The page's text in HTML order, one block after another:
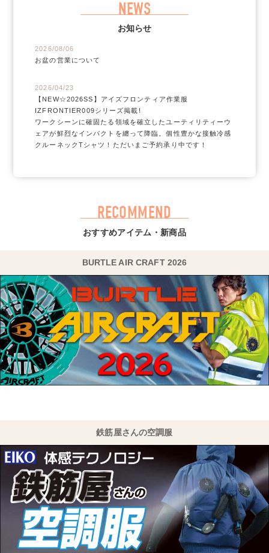
NEWS
お知らせ
2026/08/06
お盆の営業について
2026/04/23
【NEW☆2026SS】アイズフロンティア作業服
IZFRONTIER009シリーズ掲載!
ワークシーンに確固たる領域を確立したユーティリティーウ
ェアが鮮烈なインパクトを纏って降臨。個性豊かな接触冷感
クルーネックTシャツ！ただいまご予約承り中です！
アッパーに撥水加工、インソールには抗菌防臭機能を搭載
し、水にもニオイにも強い安全靴です！
RECOMMEND
おすすめアイテム・新商品
BURTLE AIR CRAFT 2026
鉄筋屋さんの空調服